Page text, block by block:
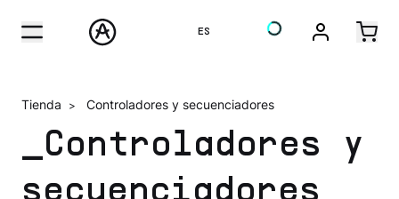
ES
Tienda > Controladores y secuenciadores
_Controladores y